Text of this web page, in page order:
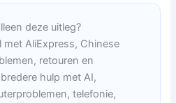
deze uitleg?
AliExpress, Chinese
retouren en
hulp met AI,
telefonie,